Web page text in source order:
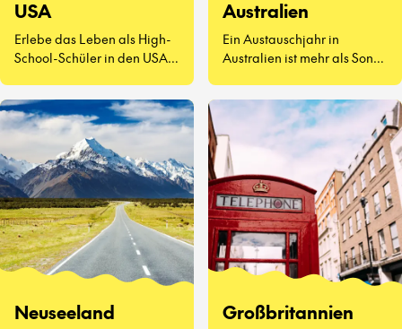
USA
Erlebe das Leben als High-
School-Schüler in den USA –
Australien
Ein Austauschjahr in
Australien ist mehr als Sonne
kennenzulernen, Vegemite
zu probieren (ja, wirklich)
und zu erleben, wie sich der
Schulalltag auf der anderen
Seite der Welt anfühlt.
Neuseeland Großbritannien